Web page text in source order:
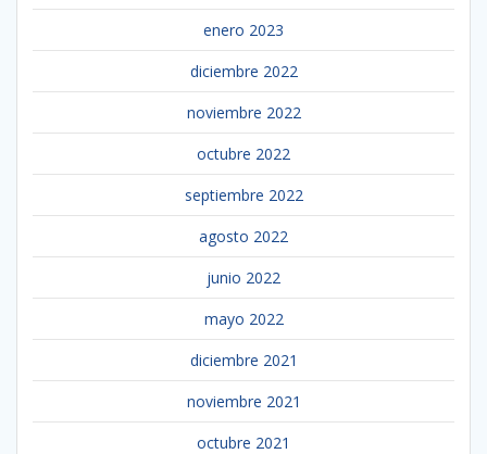
enero 2023
diciembre 2022
noviembre 2022
octubre 2022
septiembre 2022
agosto 2022
junio 2022
mayo 2022
diciembre 2021
noviembre 2021
octubre 2021